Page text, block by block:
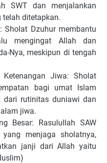
SWT dan menjalankan
ditetapkan.
Sholat Dzuhur membantu
mengingat Allah dan
Nya, meskipun di tengah
Jiwa: Sholat
bagi umat Islam
dari rutinitas duniawi dan
jiwa.
Besar: Rasulullah SAW
yang menjaga sholatnya,
janji dari Allah yaitu